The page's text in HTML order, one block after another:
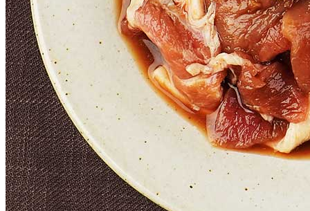
소비기한 또는 품질유지기한
상품상세 참조
생산자
상품상세 참조
원산지
상품상세 참조
관련법상 표시사항
상품상세 참조
상품구성
상품상세 참조
보관방법 또는 취급방법
상품상세 참조
소비자 상담 관련 전화번호
상품상세 참조